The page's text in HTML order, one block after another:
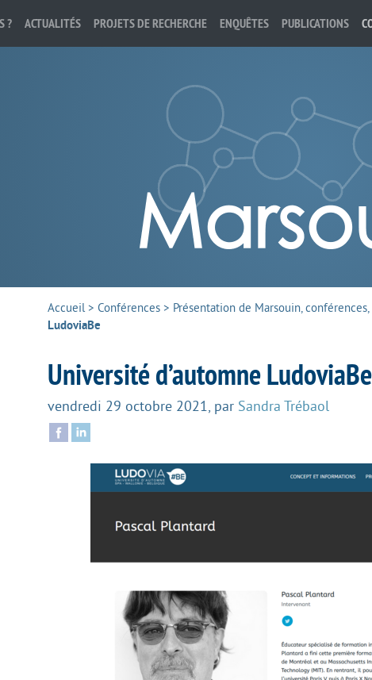
? ACTUALITÉS PROJETS DE RECHERCHE ENQUÊTES PUBLICATIONS
Accueil> Conférences > Présentation de Marsouin,
LudoviaBe
Université d’automne LudoviaBe
vendredi 29 octobre 2021 par Sandra Trébaol